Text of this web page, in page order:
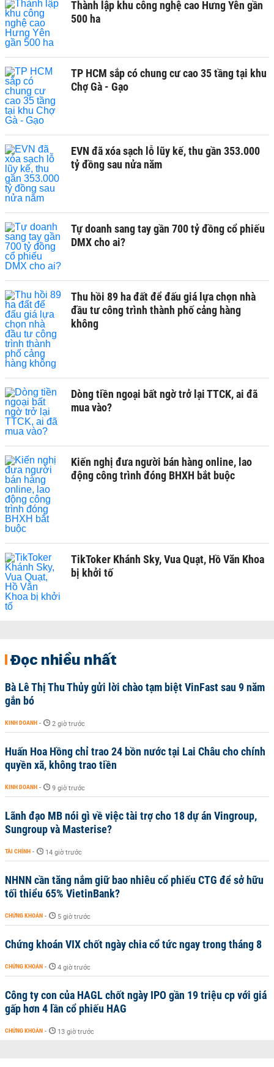
Thành lập khu công nghệ cao Hưng Yên gần
500 ha
TP HCM sắp có chung cư cao 35 tầng tại khu
Chợ Gà - Gạo
EVN đã xóa sạch lỗ lũy kế, thu gần 353.000
tỷ đồng sau nửa năm
Tự doanh sang tay gần 700 tỷ đồng cổ phiếu
DMX cho ai?
Thu hồi 89 ha đất để đấu giá lựa chọn nhà
đầu tư công trình thành phố cảng hàng
không
Dòng tiền ngoại bất ngờ trở lại TTCK, ai đã
mua vào?
Kiến nghị đưa người bán hàng online, lao
động công trình đóng BHXH bắt buộc
TikToker Khánh Sky, Vua Quạt, Hồ Văn Khoa
bị khởi tố
Đọc nhiều nhất
Bà Lê Thị Thu Thủy gửi lời chào tạm biệt VinFast sau 9 năm
gắn bó
KINH DOANH - 2 giờ trước
Huấn Hoa Hồng chỉ trao 24 bồn nước tại Lai Châu cho chính
quyền xã, không trao tiền
KINH DOANH - 9 giờ trước
Lãnh đạo MB nói gì về việc tài trợ cho 18 dự án Vingroup,
Sungroup và Masterise?
TÀI CHÍNH - 14 giờ trước
NHNN cần tăng nắm giữ bao nhiêu cổ phiếu CTG để sở hữu
tối thiểu 65% VietinBank?
CHỨNG KHOÁN - 5 giờ trước
Chứng khoán VIX chốt ngày chia cổ tức ngay trong tháng 8
CHỨNG KHOÁN - 4 giờ trước
Công ty con của HAGL chốt ngày IPO gần 19 triệu cp với giá
gấp hơn 4 lần cổ phiếu HAG
CHỨNG KHOÁN - 13 giờ trước